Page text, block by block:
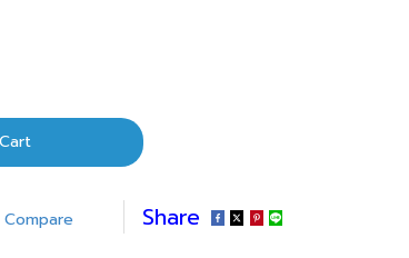
Compare
Share